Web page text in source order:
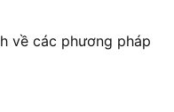
về các phương pháp